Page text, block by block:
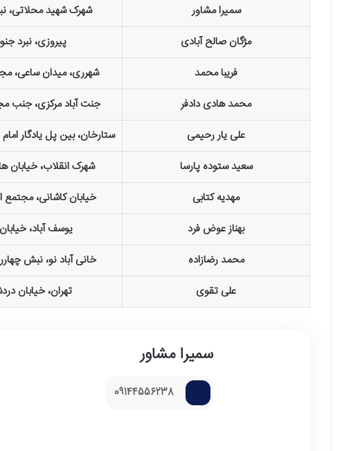
سمیرا مشاور شهرک شهید محلاتی،
مژگان صالح آبادی
پیروزی، نبرد
فریبا محمد
شهرری، میدان ساعی،
محمد هادی دادفر
جنت آباد مرکزی، جنب
علی یار رحیمی
ستارخان، بین پل یادگار
سعید ستوده پارسا
شهرک انقلاب، خیابان
مهدیه کتابی
خیابان کاشانی، مجتمع
بهناز عوض فرد
یوسف آباد، خیابان 37
محمد رضازاده
خانی آباد نو، نبش
علی تقوی
تهران، خیابان
سمیرا مشاور
09144556238